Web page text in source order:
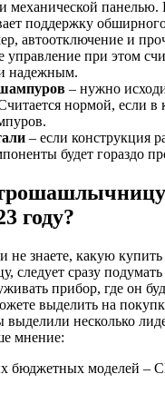
механической
поддержку
автоотключение и
управление при этом
надежным.
– нужно
нормой, если в
– если конструкция
будет гораздо
году?
не знаете, какую купить
следует сразу подумать
прибор, где он
выделить на
выделили несколько
мнение:
бюджетных моделей –